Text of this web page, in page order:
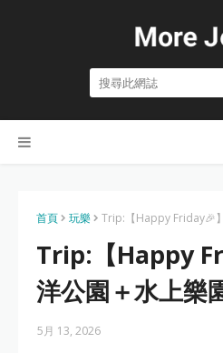
首頁 玩樂 Trip:【Happy Friday🎉
Trip:【Happy
洋公園＋水上樂
5月 13, 2026